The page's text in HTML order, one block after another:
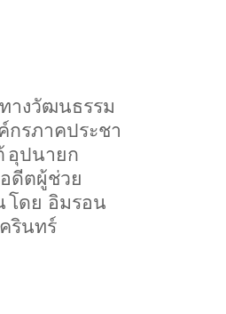
างวัฒนธรรม
กรภาคประชา
อุปนายก
อดีตผู้ช่วย
โดย อิมรอน
รินทร์